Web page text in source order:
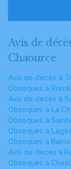
Avis de
Chaource
Avis de décès à
Obsèques à
Avis de décès à
Obsèques à La
Obsèques à
Obsèques à
Obsèques à
Avis de décès à
Obsèques à